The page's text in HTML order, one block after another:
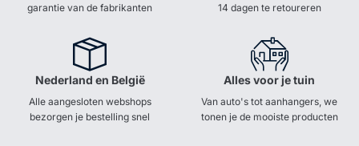
garantie van de fabrikanten
14 dagen te retoureren
Nederland en België
Alle aangesloten webshops
bezorgen je bestelling snel
Alles voor je tuin
Van auto's tot aanhangers, we
tonen je de mooiste producten